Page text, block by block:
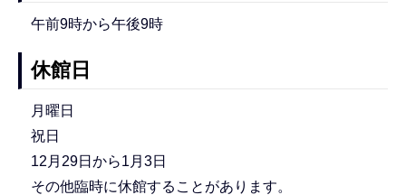
午前9時から午後9時
休館日
月曜日
祝日
12月29日から1月3日
その他臨時に休館することがあります。